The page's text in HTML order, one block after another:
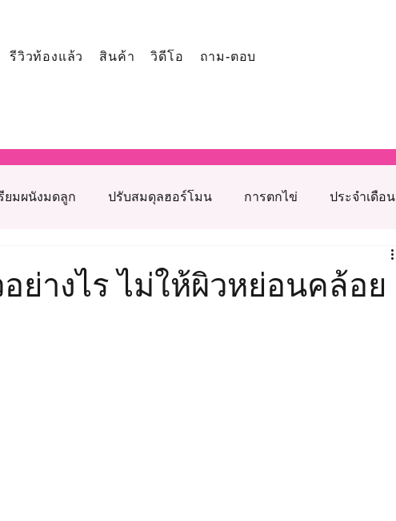
รีวิวท้องแล้ว สินค้า วิดีโอ ถาม-ตอบ
ยมผนังมดลูก ปรับสมดุลฮอร์โมน การตกไข่ ประจำเดือน
ย่างไร ไม่ให้ผิวหย่อนคล้อย